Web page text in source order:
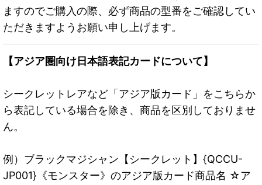
ますのでご購入の際、必ず商品の型番をご確認してい
ただきますようお願い申し上げます。
【アジア圏向け日本語表記カードについて】
シークレットレアなど「アジア版カード」をこちらか
ら表記している場合を除き、商品を区別しておりませ
ん。
例）ブラックマジシャン【シークレット】{QCCU-
JP001}《モンスター》のアジア版カード商品名 ☆ア